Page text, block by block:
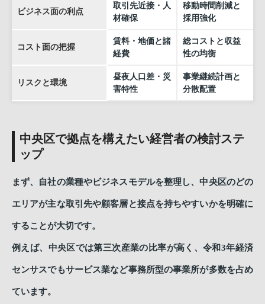
ビジネス面の利点
取引先近接・人
材確保
移動時間削減と
採用強化
コスト面の把握
賃料・地価と諸
経費
総コストと収益
性の均衡
リスクと環境
昼夜人口差・災
害特性
事業継続計画と
分散配置
中央区で拠点を構えたい経営者の検討ステ
ップ
まず、自社の業種やビジネスモデルを整理し、中央区のどの
エリアが主な取引先や顧客層と接点を持ちやすいかを明確に
することが大切です。
例えば、中央区では第三次産業の比率が高く、令和3年経済
センサスでもサービス業など事務所型の事業所が多数を占め
ています。